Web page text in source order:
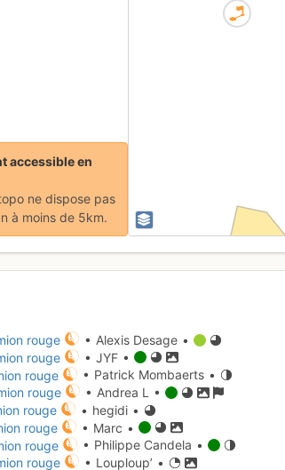
accessible en
ne dispose pas
à moins de 5km.
rouge
• Alexis Desage •
rouge
• JYF •
rouge
• Patrick Mombaerts •
rouge
• Andrea L •
rouge
• hegidi •
rouge
• Marc •
rouge
• Philippe Candela •
rouge • Louploup’ •